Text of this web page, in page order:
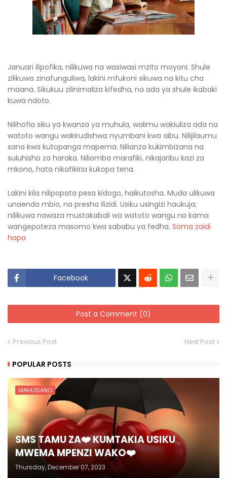
Januari ilipofika, nilikuwa na wasiwasi mzito moyoni. Shule
zilikuwa zinafunguliwa, lakini mfukoni sikuwa na kitu cha
maana. Sikukuu zilinimaliza kifedha, na ada ya shule ikabaki
kuwa ndoto.
Nilihofia siku ya kwanza ya muhula, walimu wakiuliza ada na
watoto wangu wakirudishwa nyumbani kwa aibu. Nilijilaumu
sana kwa kutopanga mapema. Nilianza kukimbizana na
suluhisho za haraka. Niliomba marafiki, nikajaribu kazi za
mkono, hata nikafikiria kukopa tena.
Lakini kila nilipopata pesa kidogo, haikutosha. Muda ulikuwa
unaenda mbio, na presha ilizidi. Usiku usingizi haukuja;
nilikuwa nawaza mustakabali wa watoto wangu na kama
wangepoteza masomo kwa sababu ya fedha. Soma zaidi
hapa
Facebook
Post a Comment (0)
Previous Post Next Post
POPULAR POSTS
MAHUSIANO
SMS TAMU ZA❤️ KUMTAKIA USIKU
MWEMA MPENZI WAKO❤️
Thursday, December 07, 2023